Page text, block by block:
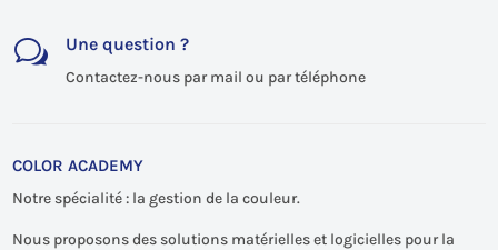
w Une question ?
Contactez-nous par mail ou par téléphone
COLOR ACADEMY
Notre spécialité : la gestion de la couleur.
Nous proposons des solutions matérielles et logicielles pour la